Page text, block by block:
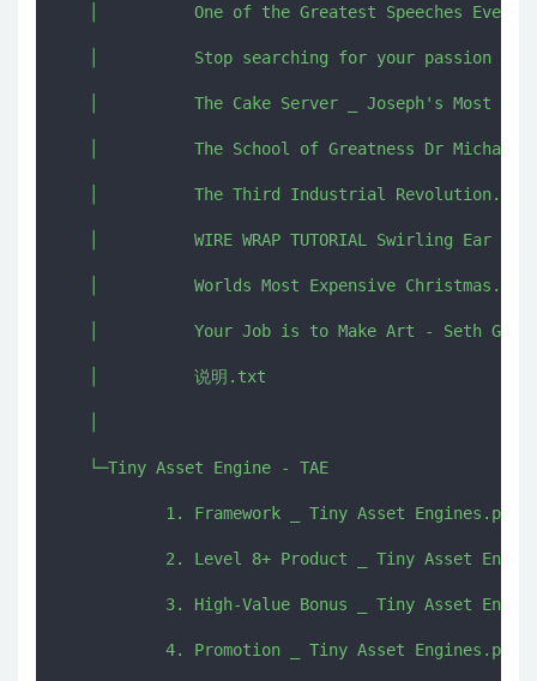
│          One of the Greatest Speeches Ever _
│          Stop searching for your passion _
│          The Cake Server _ Joseph's Most
│          The School of Greatness Dr Michael
   │          The Third Industrial Revolution.mkv
│          WIRE WRAP TUTORIAL Swirling Ear
   │          Worlds Most Expensive Christmas.mkv
│          Your Job is to Make Art - Seth
   │          说明.txt
   └─Tiny Asset Engine - TAE
           1. Framework _ Tiny Asset Engines.pdf
2. Level 8+ Product _ Tiny Asset
3. High-Value Bonus _ Tiny Asset
           4. Promotion _ Tiny Asset Engines.pdf